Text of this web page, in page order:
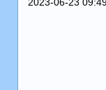
2023-06-23